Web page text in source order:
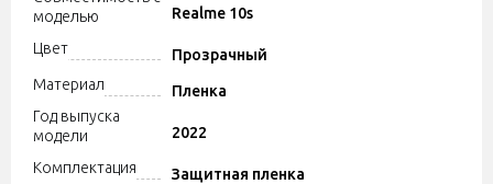
моделью
Realme 10s
Цвет
Прозрачный
Материал
Пленка
Год выпуска
модели
2022
Комплектация
Защитная пленка